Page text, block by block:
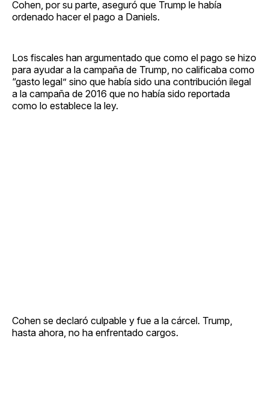
Cohen, por su parte, aseguró que Trump le había
ordenado hacer el pago a Daniels.
Los fiscales han argumentado que como el pago se hizo
para ayudar a la campaña de Trump, no calificaba como
“gasto legal” sino que había sido una contribución ilegal
a la campaña de 2016 que no había sido reportada
como lo establece la ley.
Cohen se declaró culpable y fue a la cárcel. Trump,
hasta ahora, no ha enfrentado cargos.